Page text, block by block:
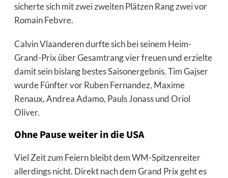
sicherte sich mit zwei zweiten Plätzen Rang zwei vor
Romain Febvre.
Calvin Vlaanderen durfte sich bei seinem Heim-
Grand-Prix über Gesamtrang vier freuen und erzielte
damit sein bislang bestes Saisonergebnis. Tim Gajser
wurde Fünfter vor Ruben Fernandez, Maxime
Renaux, Andrea Adamo, Pauls Jonass und Oriol
Oliver.
Ohne Pause weiter in die USA
Viel Zeit zum Feiern bleibt dem WM-Spitzenreiter
allerdings nicht. Direkt nach dem Grand Prix geht es